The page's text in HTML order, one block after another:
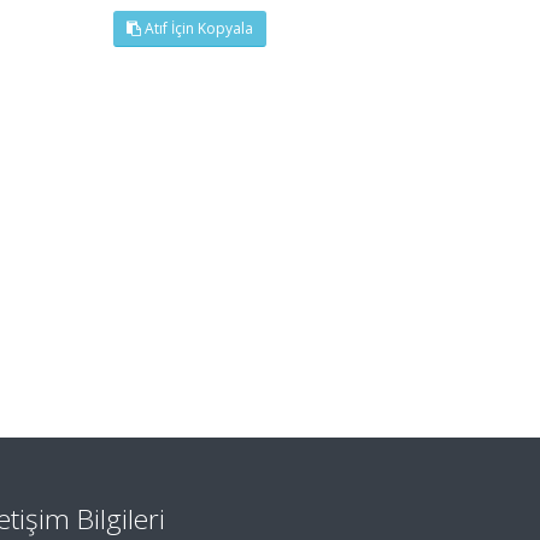
Atıf İçin Kopyala
Bilgileri